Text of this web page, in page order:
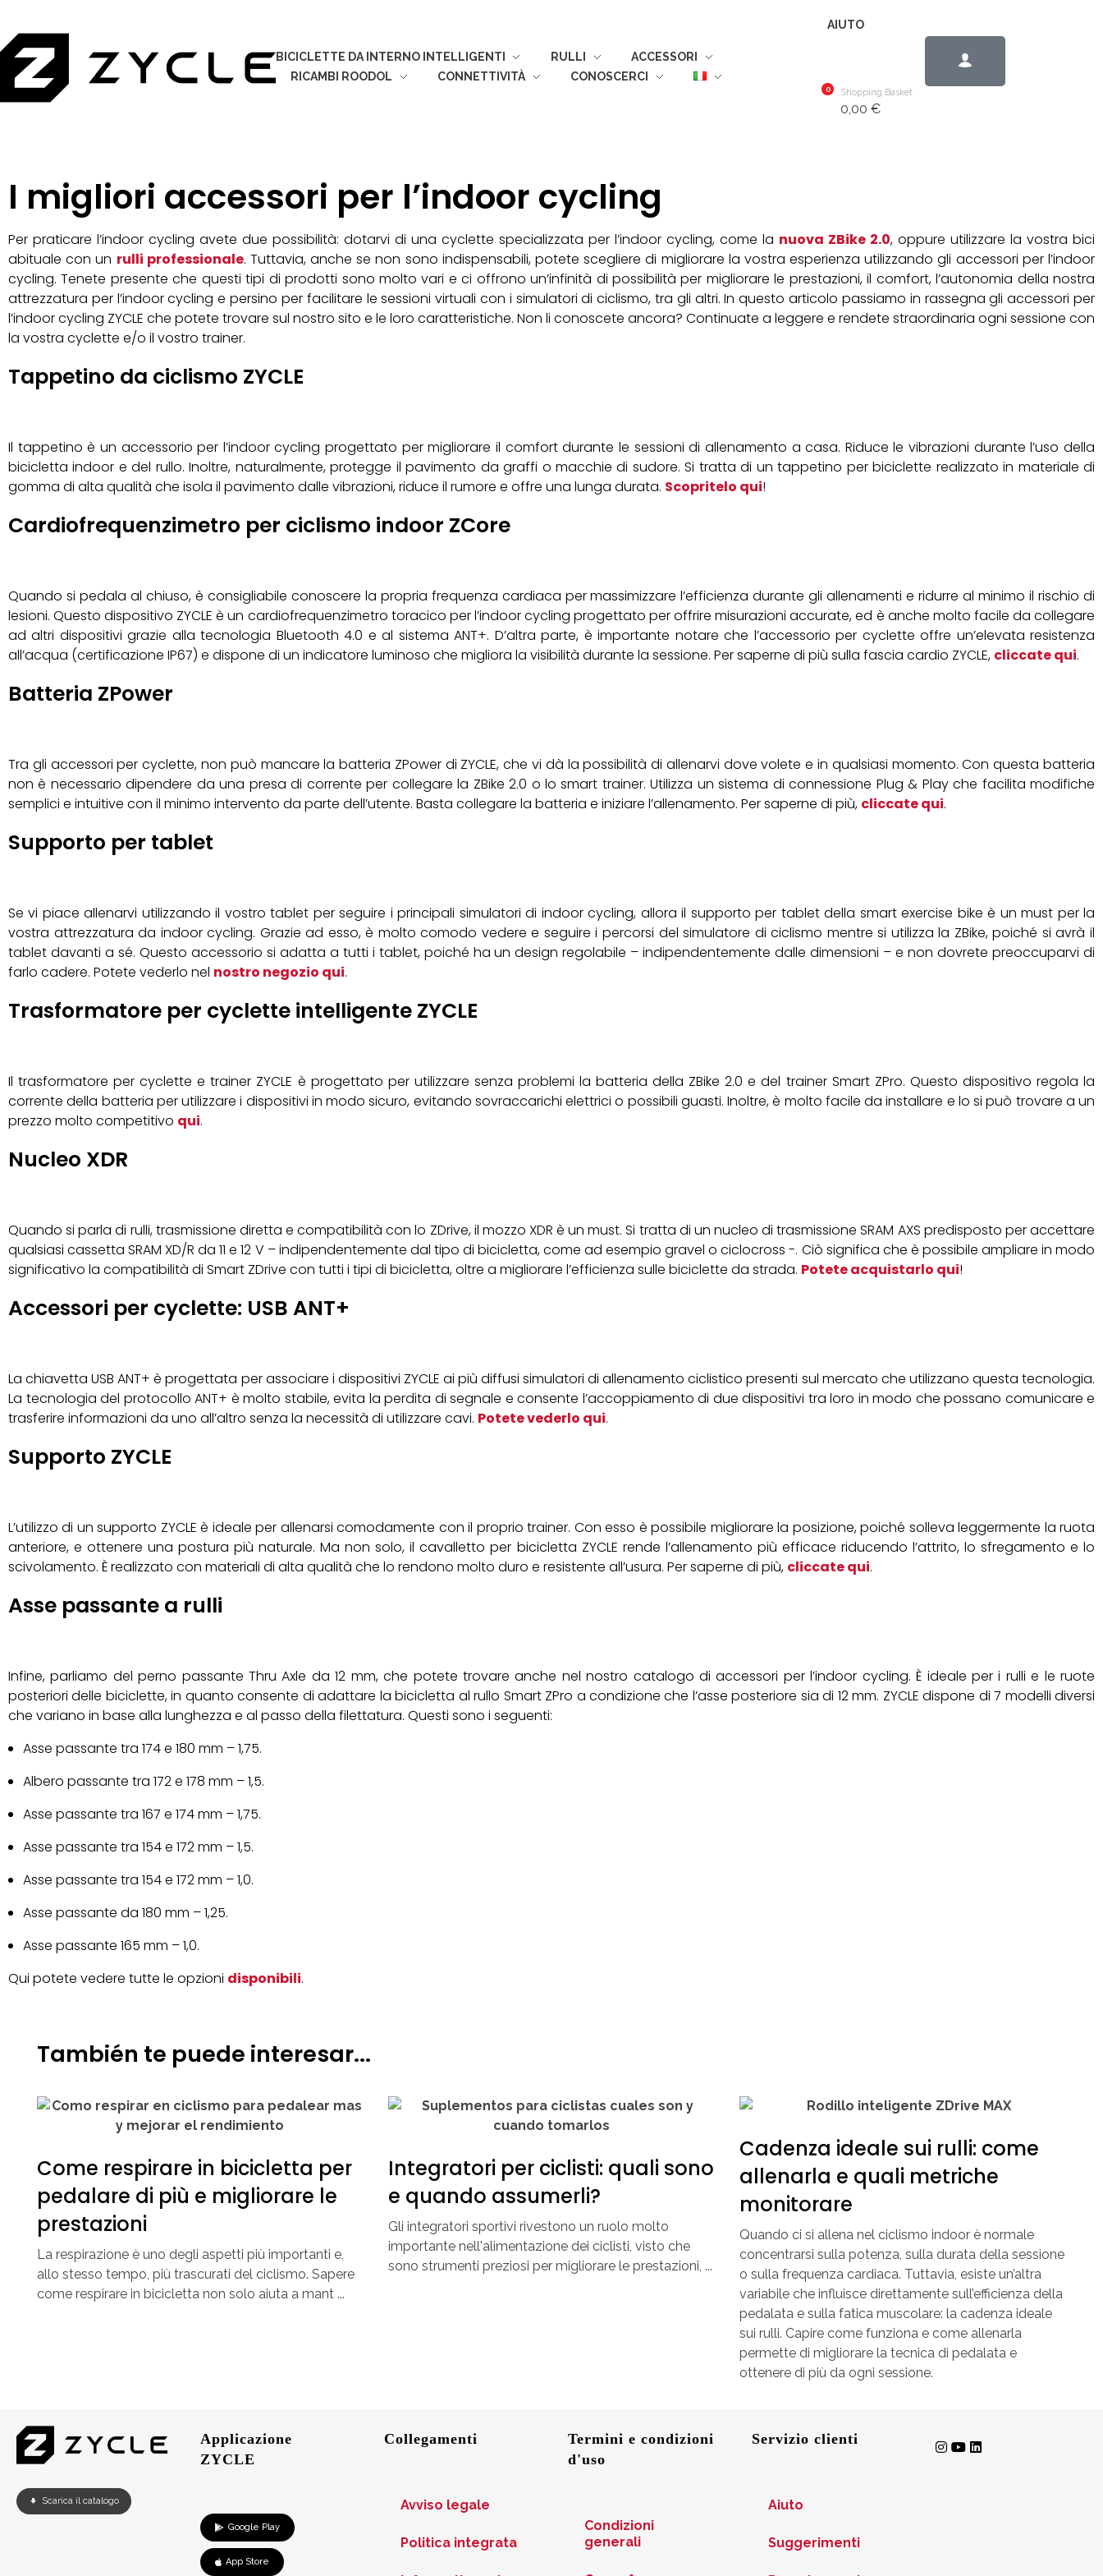
BICICLETTE DA INTERNO INTELLIGENTI RULLI
ACCESSORI
RICAMBI ROODOL
CONNETTIVITÀ CONOSCERCI
AIUTO
0 Shopping Basket
0,00 €
I migliori accessori per l’indoor cycling
Per praticare l’indoor cycling avete due possibilità: dotarvi di una cyclette specializzata per l’indoor cycling, come la nuova ZBike 2.0, oppure utilizzare la vostra bici
abituale con un rulli professionale. Tuttavia, anche se non sono indispensabili, potete scegliere di migliorare la vostra esperienza utilizzando gli accessori per l’indoor
cycling. Tenete presente che questi tipi di prodotti sono molto vari e ci offrono un’infinità di possibilità per migliorare le prestazioni, il comfort, l’autonomia della nostra
attrezzatura per l’indoor cycling e persino per facilitare le sessioni virtuali con i simulatori di ciclismo, tra gli altri. In questo articolo passiamo in rassegna gli accessori per
l’indoor cycling ZYCLE che potete trovare sul nostro sito e le loro caratteristiche. Non li conoscete ancora? Continuate a leggere e rendete straordinaria ogni sessione con
la vostra cyclette e/o il vostro trainer.
Tappetino da ciclismo ZYCLE
Il tappetino è un accessorio per l’indoor cycling progettato per migliorare il comfort durante le sessioni di allenamento a casa. Riduce le vibrazioni durante l’uso della
bicicletta indoor e del rullo. Inoltre, naturalmente, protegge il pavimento da graffi o macchie di sudore. Si tratta di un tappetino per biciclette realizzato in materiale di
gomma di alta qualità che isola il pavimento dalle vibrazioni, riduce il rumore e offre una lunga durata. Scopritelo qui!
Cardiofrequenzimetro per ciclismo indoor ZCore
Quando si pedala al chiuso, è consigliabile conoscere la propria frequenza cardiaca per massimizzare l’efficienza durante gli allenamenti e ridurre al minimo il rischio di
lesioni. Questo dispositivo ZYCLE è un cardiofrequenzimetro toracico per l’indoor cycling progettato per offrire misurazioni accurate, ed è anche molto facile da collegare
ad altri dispositivi grazie alla tecnologia Bluetooth 4.0 e al sistema ANT+. D’altra parte, è importante notare che l’accessorio per cyclette offre un’elevata resistenza
all’acqua (certificazione IP67) e dispone di un indicatore luminoso che migliora la visibilità durante la sessione. Per saperne di più sulla fascia cardio ZYCLE, cliccate qui.
Batteria ZPower
Tra gli accessori per cyclette, non può mancare la batteria ZPower di ZYCLE, che vi dà la possibilità di allenarvi dove volete e in qualsiasi momento. Con questa batteria
non è necessario dipendere da una presa di corrente per collegare la ZBike 2.0 o lo smart trainer. Utilizza un sistema di connessione Plug & Play che facilita modifiche
semplici e intuitive con il minimo intervento da parte dell’utente. Basta collegare la batteria e iniziare l’allenamento. Per saperne di più, cliccate qui.
Supporto per tablet
Se vi piace allenarvi utilizzando il vostro tablet per seguire i principali simulatori di indoor cycling, allora il supporto per tablet della smart exercise bike è un must per la
vostra attrezzatura da indoor cycling. Grazie ad esso, è molto comodo vedere e seguire i percorsi del simulatore di ciclismo mentre si utilizza la ZBike, poiché si avrà il
tablet davanti a sé. Questo accessorio si adatta a tutti i tablet, poiché ha un design regolabile – indipendentemente dalle dimensioni – e non dovrete preoccuparvi di
farlo cadere. Potete vederlo nel nostro negozio qui.
Trasformatore per cyclette intelligente ZYCLE
Il trasformatore per cyclette e trainer ZYCLE è progettato per utilizzare senza problemi la batteria della ZBike 2.0 e del trainer Smart ZPro. Questo dispositivo regola la
corrente della batteria per utilizzare i dispositivi in modo sicuro, evitando sovraccarichi elettrici o possibili guasti. Inoltre, è molto facile da installare e lo si può trovare a un
prezzo molto competitivo qui.
Nucleo XDR
Quando si parla di rulli, trasmissione diretta e compatibilità con lo ZDrive, il mozzo XDR è un must. Si tratta di un nucleo di trasmissione SRAM AXS predisposto per accettare
qualsiasi cassetta SRAM XD/R da 11 e 12 V – indipendentemente dal tipo di bicicletta, come ad esempio gravel o ciclocross -. Ciò significa che è possibile ampliare in modo
significativo la compatibilità di Smart ZDrive con tutti i tipi di bicicletta, oltre a migliorare l’efficienza sulle biciclette da strada. Potete acquistarlo qui!
Accessori per cyclette: USB ANT+
La chiavetta USB ANT+ è progettata per associare i dispositivi ZYCLE ai più diffusi simulatori di allenamento ciclistico presenti sul mercato che utilizzano questa tecnologia.
La tecnologia del protocollo ANT+ è molto stabile, evita la perdita di segnale e consente l’accoppiamento di due dispositivi tra loro in modo che possano comunicare e
trasferire informazioni da uno all’altro senza la necessità di utilizzare cavi. Potete vederlo qui.
Supporto ZYCLE
L’utilizzo di un supporto ZYCLE è ideale per allenarsi comodamente con il proprio trainer. Con esso è possibile migliorare la posizione, poiché solleva leggermente la ruota
anteriore, e ottenere una postura più naturale. Ma non solo, il cavalletto per bicicletta ZYCLE rende l’allenamento più efficace riducendo l’attrito, lo sfregamento e lo
scivolamento. È realizzato con materiali di alta qualità che lo rendono molto duro e resistente all’usura. Per saperne di più, cliccate qui.
Asse passante a rulli
Infine, parliamo del perno passante Thru Axle da 12 mm, che potete trovare anche nel nostro catalogo di accessori per l’indoor cycling. È ideale per i rulli e le ruote
posteriori delle biciclette, in quanto consente di adattare la bicicletta al rullo Smart ZPro a condizione che l’asse posteriore sia di 12 mm. ZYCLE dispone di 7 modelli diversi
che variano in base alla lunghezza e al passo della filettatura. Questi sono i seguenti:
Asse passante tra 174 e 180 mm – 1,75.
Albero passante tra 172 e 178 mm – 1,5.
Asse passante tra 167 e 174 mm – 1,75.
Asse passante tra 154 e 172 mm – 1,5.
Asse passante tra 154 e 172 mm – 1,0.
Asse passante da 180 mm – 1,25.
Asse passante 165 mm – 1,0.
Qui potete vedere tutte le opzioni disponibili.
También te puede interesar...
Come respirare in bicicletta per
pedalare di più e migliorare le
prestazioni
La respirazione è uno degli aspetti più importanti e,
allo stesso tempo, più trascurati del ciclismo. Sapere
come respirare in bicicletta non solo aiuta a mant ...
Integratori per ciclisti: quali sono
e quando assumerli?
Gli integratori sportivi rivestono un ruolo molto
importante nell'alimentazione dei ciclisti, visto che
sono strumenti preziosi per migliorare le prestazioni, ...
Cadenza ideale sui rulli: come
allenarla e quali metriche
monitorare
Quando ci si allena nel ciclismo indoor è normale
concentrarsi sulla potenza, sulla durata della sessione
o sulla frequenza cardiaca. Tuttavia, esiste un’altra
variabile che influisce direttamente sull’efficienza della
pedalata e sulla fatica muscolare: la cadenza ideale
sui rulli. Capire come funziona e come allenarla
permette di migliorare la tecnica di pedalata e
ottenere di più da ogni sessione.
Scarica il catalogo
Applicazione
ZYCLE
Google Play
App Store
Collegamenti
Avviso legale
Politica integrata
Termini e condizioni
d'uso
Condizioni
generali
Servizio clienti
Aiuto
Suggerimenti